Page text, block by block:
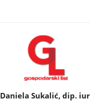
Daniela Sukalić, dip.